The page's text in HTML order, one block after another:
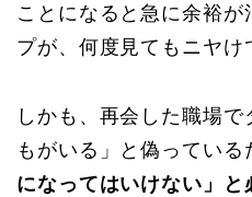
ことになると急に余裕が
プが、何度見てもニヤけ
しかも、再会した職場
もがいる」と偽っている
になってはいけない」と